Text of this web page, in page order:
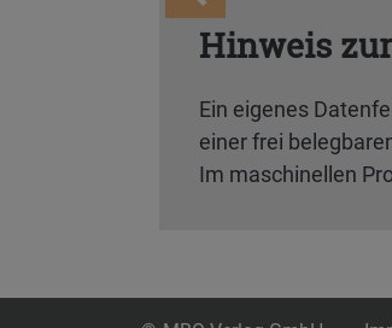
Hinweis
Ein eigenes
einer frei
Im maschinellen